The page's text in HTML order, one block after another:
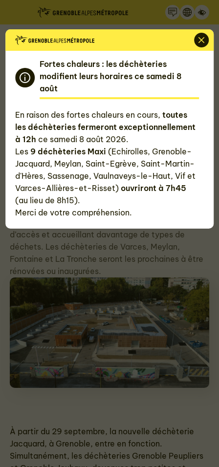
Panneau de gestion des cookies
Fortes chaleurs : les déchèteries
modifient leurs horaires ce samedi 8
août
En raison des fortes chaleurs en cours,toutes
les déchèteries fermeront exceptionnellement
à 12h ce samedi 8 août 2026.
Les 9 déchèteries Maxi (Echirolles, Grenoble-
Jacquard, Meylan, Saint-Egrève, Saint-Martin-
d'Hères, Sassenage, Vaulnaveys-le-Haut, Vif et
Varces-Allières-et-Risset) ouvriront à 7h45
(au lieu de 8h15).
Merci de votre compréhension.
Accueil
Nos actualités
La fine fleur de la déchèterie ouvre à Grenoble
La fine fleur de la déchèterie ouvre à
Publié le02 octobre 2025
#Déchets
La déchèterie Jacquard rouvre le 29 septembre dans
d’accès et accueillant davantage de types de
déchets. Les déchèteries de Varces, Meylan,
Fontaine et La Tronche seront les prochaines à être
rénovées ou inaugurées.
À partir du 29 septembre, la nouvelle déchèterie
Jacquard, à Grenoble, entre en fonction.
Simultanément, les déchèteries Grenoble Peupliers